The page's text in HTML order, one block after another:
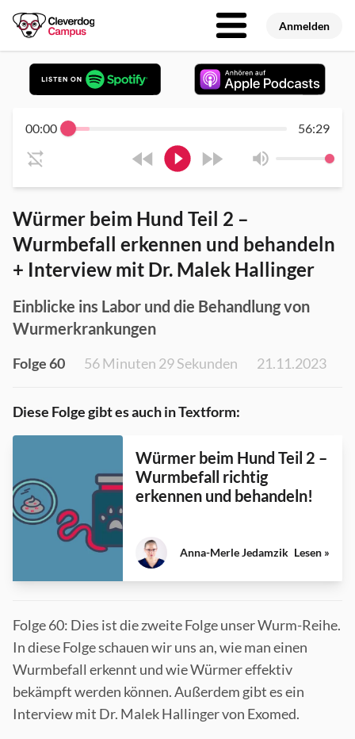
Anmelden
Würmer beim Hund Teil 2 –
Wurmbefall erkennen und behandeln
+ Interview mit Dr. Malek Hallinger
Einblicke ins Labor und die Behandlung von
Wurmerkrankungen
Folge 60 56 Minuten 29 Sekunden 21.11.2023
Diese Folge gibt es auch in Textform:
Würmer beim Hund Teil 2 –
Wurmbefall richtig
erkennen und behandeln!
Anna-Merle Jedamzik Lesen »
Folge 60: Dies ist die zweite Folge unser Wurm-Reihe.
In diese Folge schauen wir uns an, wie man einen
Wurmbefall erkennt und wie Würmer effektiv
bekämpft werden können. Außerdem gibt es ein
Interview mit Dr. Malek Hallinger von Exomed.
00:00 56:29